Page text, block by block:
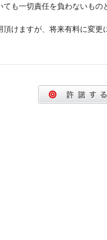
も一切責任を負わないもの
けますが、将来有料に変